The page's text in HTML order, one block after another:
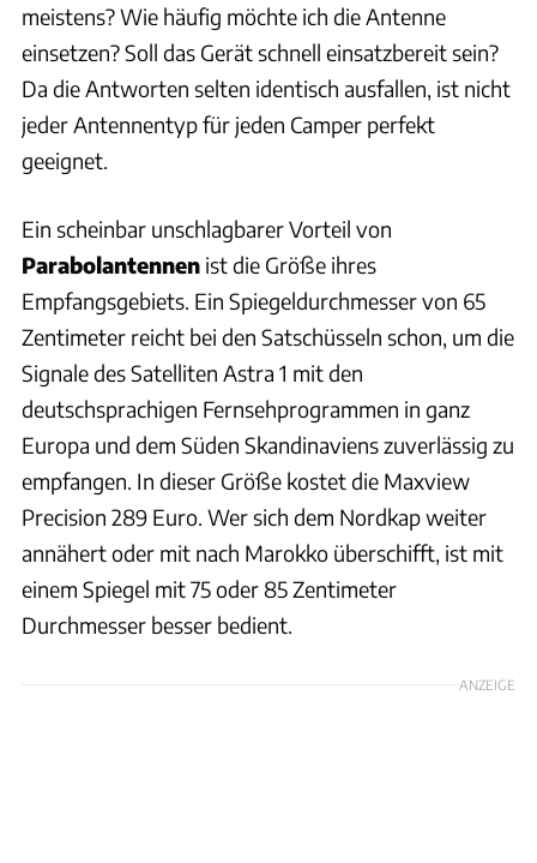
meistens? Wie häufig möchte ich die Antenne
einsetzen? Soll das Gerät schnell einsatzbereit sein?
Da die Antworten selten identisch ausfallen, ist nicht
jeder Antennentyp für jeden Camper perfekt
geeignet.
Ein scheinbar unschlagbarer Vorteil von
Parabolantennen ist die Größe ihres
Empfangsgebiets. Ein Spiegeldurchmesser von 65
Zentimeter reicht bei den Satschüsseln schon, um die
Signale des Satelliten Astra 1 mit den
deutschsprachigen Fernsehprogrammen in ganz
Europa und dem Süden Skandinaviens zuverlässig zu
empfangen. In dieser Größe kostet die Maxview
Precision 289 Euro. Wer sich dem Nordkap weiter
annähert oder mit nach Marokko überschifft, ist mit
einem Spiegel mit 75 oder 85 Zentimeter
Durchmesser besser bedient.
ANZEIGE